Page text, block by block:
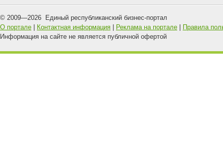
© 2009—2026 Единый республиканский бизнес-портал
О портале
Контактная информация Реклама на портале
Правила
Информация на сайте не является публичной офертой